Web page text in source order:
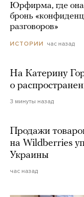
Юрфирма, где она
бронь
разговоров»
ИСТОРИИ час назад
На Катерину
о
3 минуты назад
Продажи
на Wildberries
Украины
час назад